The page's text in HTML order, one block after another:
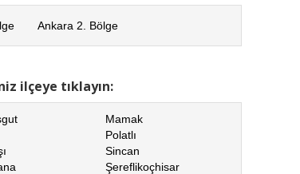
Ankara 2. Bölge
ilçeye tıklayın:
Mamak
Polatlı
Sincan
Şereflikoçhisar